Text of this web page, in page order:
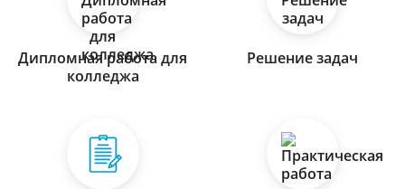
Дипломная работа для
колледжа
Решение задач